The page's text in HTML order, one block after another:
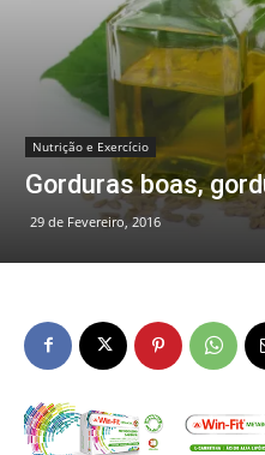
Nutrição e Exercício
Gorduras boas,
29 de Fevereiro, 2016